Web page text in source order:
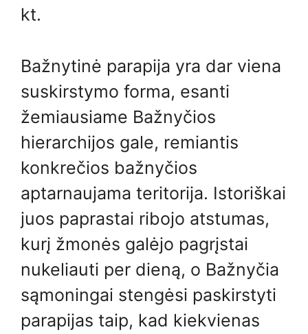
kt.
Bažnytinė parapija yra dar viena
suskirstymo forma, esanti
žemiausiame Bažnyčios
hierarchijos gale, remiantis
konkrečios bažnyčios
aptarnaujama teritorija. Istoriškai
juos paprastai ribojo atstumas,
kurį žmonės galėjo pagrįstai
nukeliauti per dieną, o Bažnyčia
sąmoningai stengėsi paskirstyti
parapijas taip, kad kiekvienas